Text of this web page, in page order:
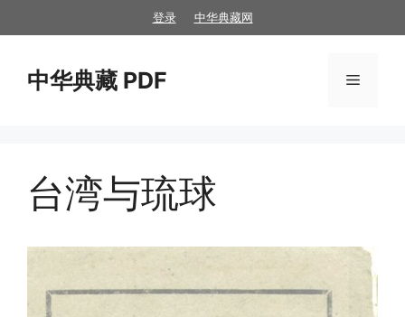
至
登录 中华典藏网
中华典藏 PDF 菜
台湾与琉球